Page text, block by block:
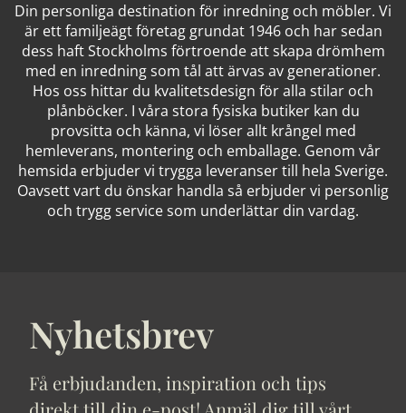
Din personliga destination för inredning och möbler. Vi
är ett familjeägt företag grundat 1946 och har sedan
dess haft Stockholms förtroende att skapa drömhem
med en inredning som tål att ärvas av generationer.
Hos oss hittar du kvalitetsdesign för alla stilar och
plånböcker. I våra stora fysiska butiker kan du
provsitta och känna, vi löser allt krångel med
hemleverans, montering och emballage. Genom vår
hemsida erbjuder vi trygga leveranser till hela Sverige.
Oavsett vart du önskar handla så erbjuder vi personlig
och trygg service som underlättar din vardag.
Nyhetsbrev
Få erbjudanden, inspiration och tips